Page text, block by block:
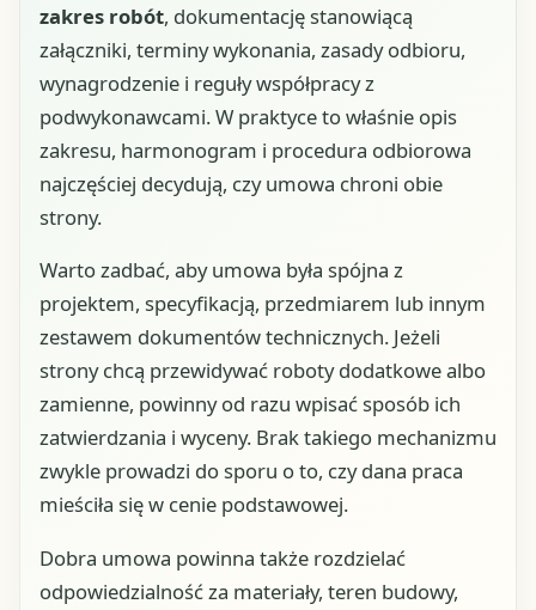
zakres robót, dokumentację stanowiącą
załączniki, terminy wykonania, zasady odbioru,
wynagrodzenie i reguły współpracy z
podwykonawcami. W praktyce to właśnie opis
zakresu, harmonogram i procedura odbiorowa
najczęściej decydują, czy umowa chroni obie
strony.
Warto zadbać, aby umowa była spójna z
projektem, specyfikacją, przedmiarem lub innym
zestawem dokumentów technicznych. Jeżeli
strony chcą przewidywać roboty dodatkowe albo
zamienne, powinny od razu wpisać sposób ich
zatwierdzania i wyceny. Brak takiego mechanizmu
zwykle prowadzi do sporu o to, czy dana praca
mieściła się w cenie podstawowej.
Dobra umowa powinna także rozdzielać
odpowiedzialność za materiały, teren budowy,